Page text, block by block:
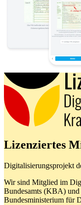
Lizenziertes
Digitalisierungsprojekt
Wir sind Mitglied im
Bundesamts (KBA) und
Bundesministerium für